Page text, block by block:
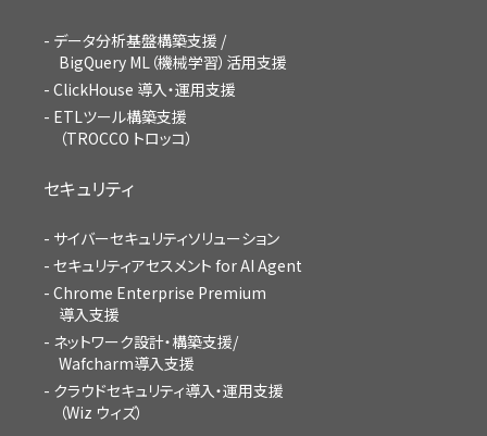
データ分析基盤構築支援 /
BigQuery ML（機械学習）活用支援
ClickHouse 導入・運用支援
ETLツール構築支援
（TROCCO トロッコ）
セキュリティ
サイバーセキュリティソリューション
セキュリティアセスメント for AI Agent
Chrome Enterprise Premium
導入支援
ネットワーク設計・構築支援/
Wafcharm導入支援
クラウドセキュリティ導入・運用支援
（Wiz ウィズ）